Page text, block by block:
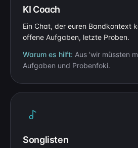
KI Coach
Ein Chat, der euren Bandkontext
offene Aufgaben, letzte Proben.
Warum es hilft: Aus 'wir müssten
Aufgaben und Probenfoki.
Songlisten